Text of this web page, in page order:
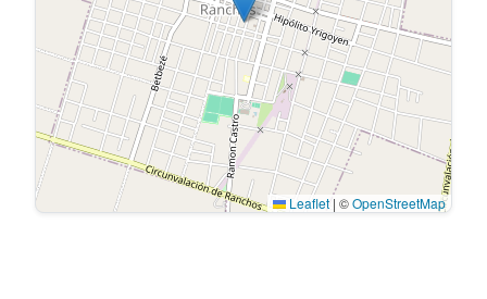
Leaflet | ©OpenStreetMap